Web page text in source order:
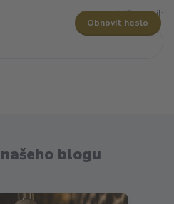
Váš e-mail:
Obnovit heslo
blogu